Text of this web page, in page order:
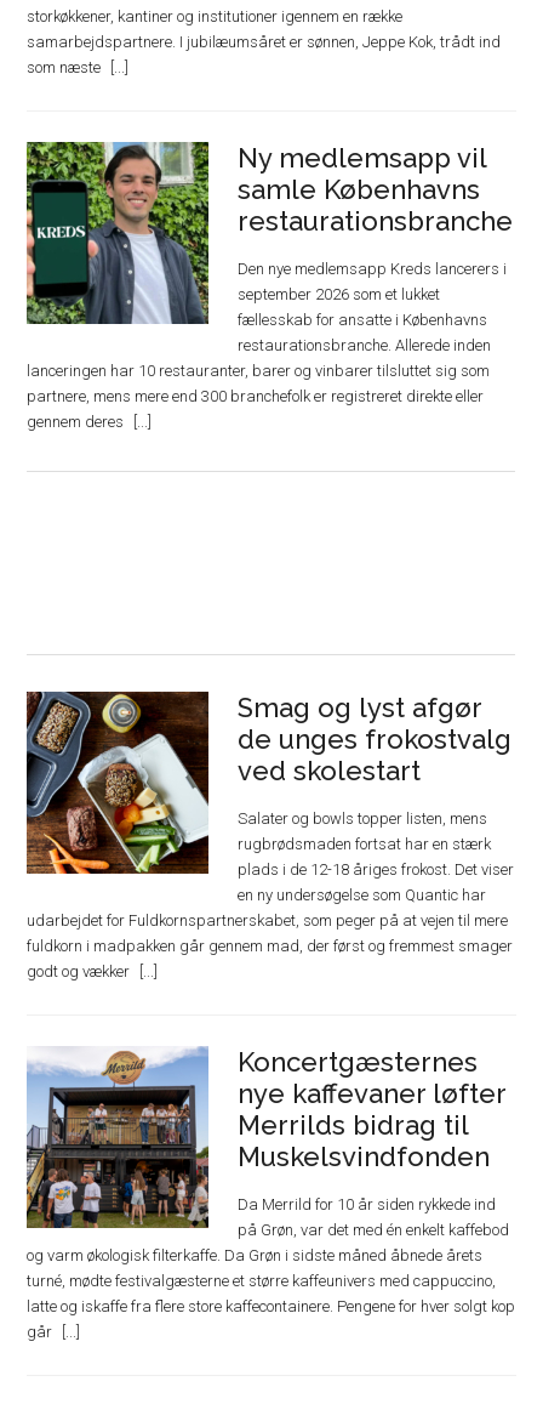
storkøkkener, kantiner og institutioner igennem en række
samarbejdspartnere. I jubilæumsåret er sønnen, Jeppe Kok, trådt ind
som næste
Ny medlemsapp vil
samle Københavns
restaurationsbranche
Den nye medlemsapp Kreds lancerers i
september 2026 som et lukket
fællesskab for ansatte i Københavns
restaurationsbranche. Allerede inden
lanceringen har 10 restauranter, barer og vinbarer tilsluttet sig som
partnere, mens mere end 300 branchefolk er registreret direkte eller
gennem deres
Smag og lyst afgør
de unges frokostvalg
ved skolestart
Salater og bowls topper listen, mens
rugbrødsmaden fortsat har en stærk
plads i de 12-18 åriges frokost. Det viser
en ny undersøgelse som Quantic har
udarbejdet for Fuldkornspartnerskabet, som peger på at vejen til mere
fuldkorn i madpakken går gennem mad, der først og fremmest smager
godt og vækker
Koncertgæsternes
nye kaffevaner løfter
Merrilds bidrag til
Muskelsvindfonden
Da Merrild for 10 år siden rykkede ind
på Grøn, var det med én enkelt kaffebod
og varm økologisk filterkaffe. Da Grøn i sidste måned åbnede årets
turné, mødte festivalgæsterne et større kaffeunivers med cappuccino,
latte og iskaffe fra flere store kaffecontainere. Pengene for hver solgt kop
går